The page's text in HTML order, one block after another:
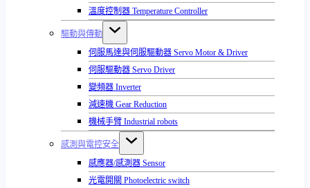
溫度控制器 Temperature Controller
驅動與傳動
伺服馬達與伺服驅動器 Servo Motor & Driver
伺服驅動器 Servo Driver
變頻器 Inverter
減速機 Gear Reduction
機械手臂 Industrial robots
感測與電控安全
感應器/感測器 Sensor
光電開關 Photoelectric switch